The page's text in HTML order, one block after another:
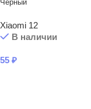
Черный
Xiaomi 12
В наличии
55 ₽